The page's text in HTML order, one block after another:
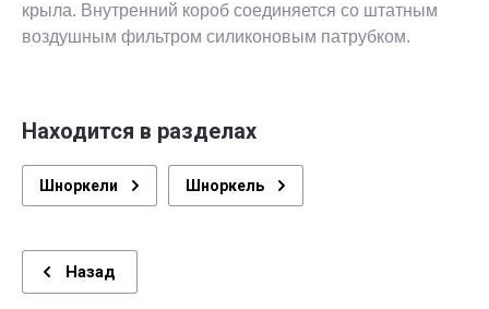
крыла. Внутренний короб соединяется со штатным
воздушным фильтром силиконовым патрубком.
Находится в разделах
Шноркели Шноркель
Назад